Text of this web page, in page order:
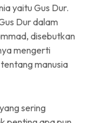
yaitu Gus Dur.
Dur dalam
disebutkan
mengerti
manusia
sering